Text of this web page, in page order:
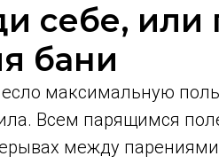
себе, или
бани
максимальную
Всем парящимся
между